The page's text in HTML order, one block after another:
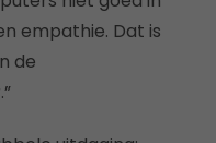
empathie. Dat is
de